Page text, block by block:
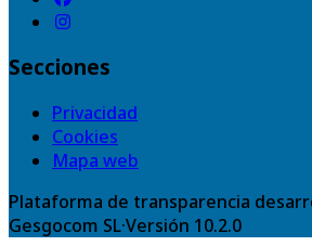
Secciones
Privacidad
Cookies
Mapa web
Plataforma de transparencia
Gesgocom SL·Versión 10.2.0